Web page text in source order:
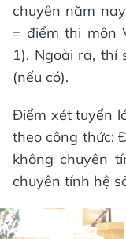
chuyên năm
= điểm thi môn
1). Ngoài ra, thí
(nếu có).
Điểm xét tuyển
theo công thức:
không chuyên
chuyên tính hệ